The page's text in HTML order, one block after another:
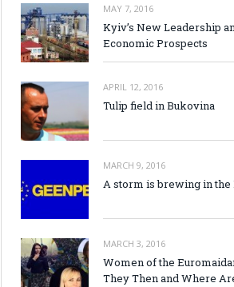
MAY 7, 2016
Kyiv’s New Leadership
Economic Prospects
APRIL 12, 2016
Tulip field in Bukovina
MARCH 9, 2016
A storm is brewing in the
MARCH 3, 2016
Women of the
They Then and Where